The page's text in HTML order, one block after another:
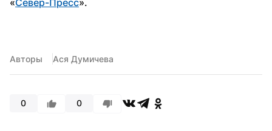
Авторы Ася Думичева
0 0